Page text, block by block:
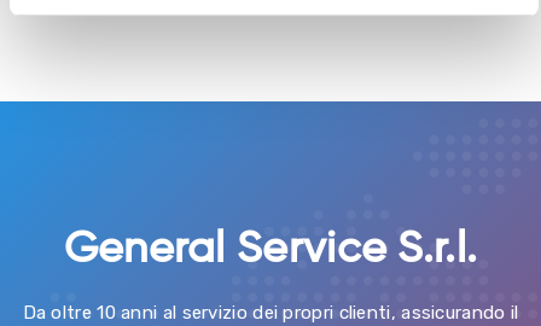
General Service S.r.l.
Da oltre 10 anni al servizio dei propri clienti, assicurando il